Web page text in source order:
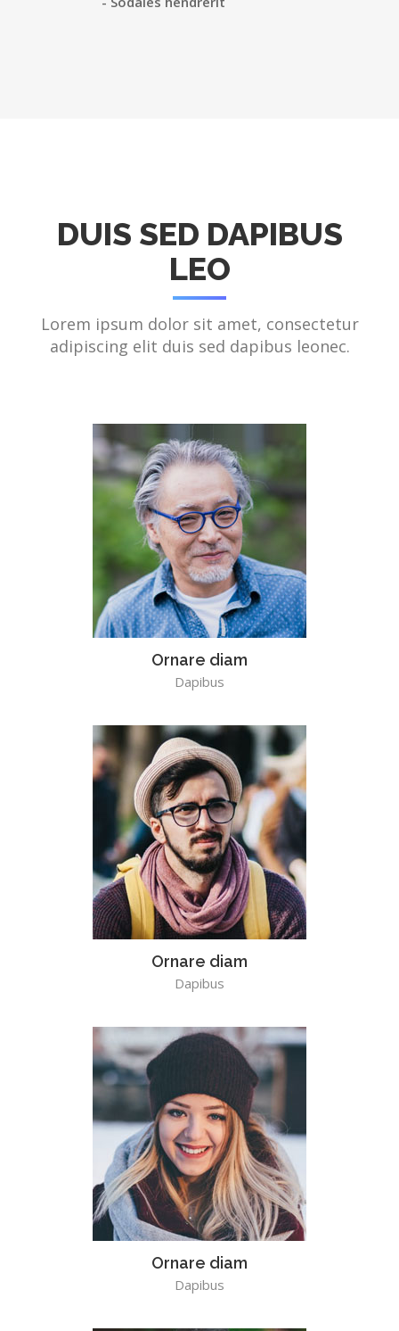
DUIS SED DAPIBUS
LEO
Lorem ipsum dolor sit amet, consectetur
adipiscing elit duis sed dapibus leonec.
Ornare diam
Dapibus
Ornare diam
Dapibus
Ornare diam
Dapibus